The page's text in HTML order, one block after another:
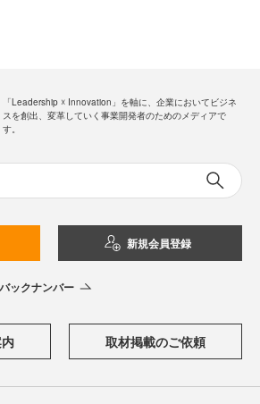
「Leadership ☓ Innovation」を軸に、企業においてビジネ
スを創出、変革していく事業開発者のためのメディアで
す。
新規会員登録
ックナンバー
取材掲載のご依頼